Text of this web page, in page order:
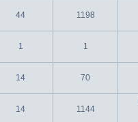
44 1198
1 1
14 70
14 1144